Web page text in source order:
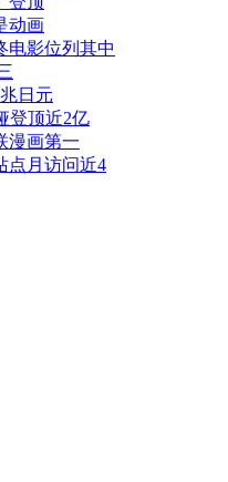
动画
电影位列其中
日元
登顶近2亿
漫画第一
点月访问近4